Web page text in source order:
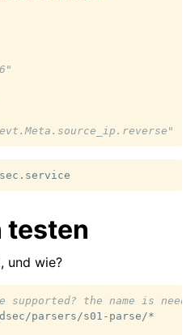
testen
und wie?
supported? the name is
parsers/s01-parse/*